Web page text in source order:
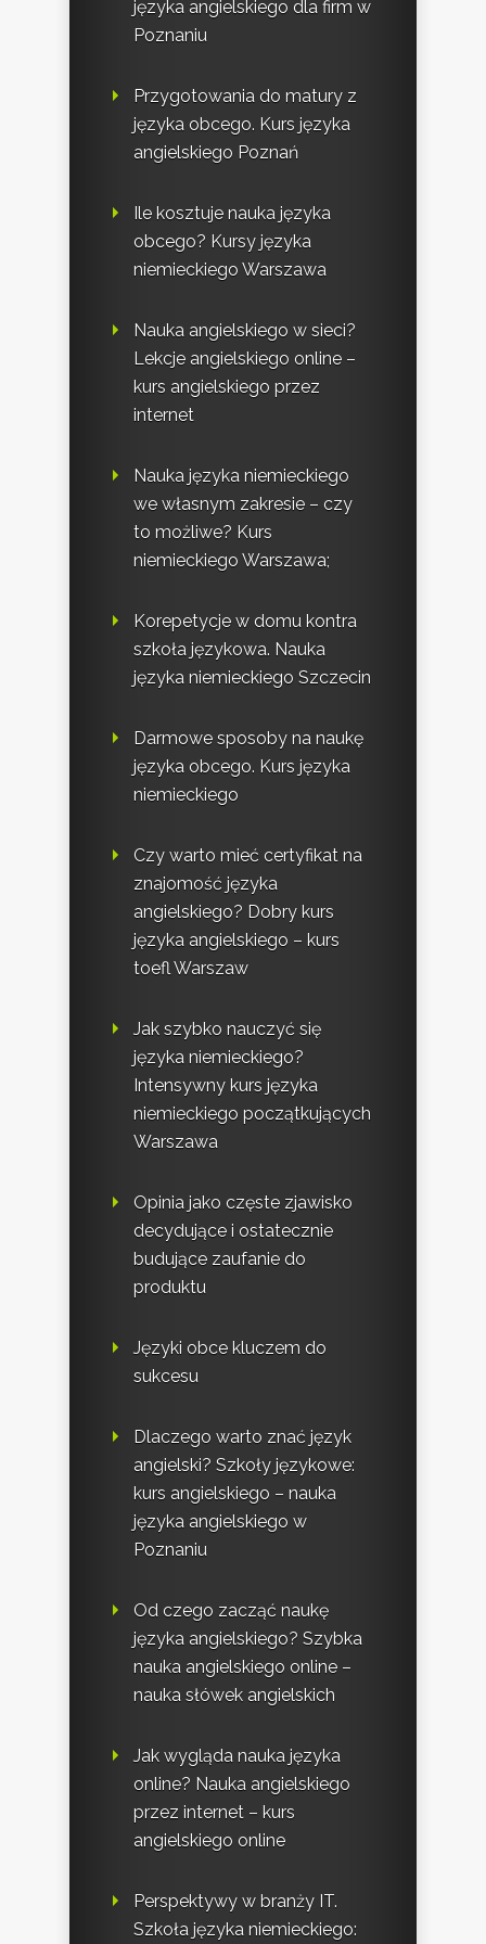
języka angielskiego dla firm w
Poznaniu
Przygotowania do matury z
języka obcego. Kurs języka
angielskiego Poznań
Ile kosztuje nauka języka
obcego? Kursy języka
niemieckiego Warszawa
Nauka angielskiego w sieci?
Lekcje angielskiego online –
kurs angielskiego przez
internet
Nauka języka niemieckiego
we własnym zakresie – czy
to możliwe? Kurs
niemieckiego Warszawa;
Korepetycje w domu kontra
szkoła językowa. Nauka
języka niemieckiego Szczecin
Darmowe sposoby na naukę
języka obcego. Kurs języka
niemieckiego
Czy warto mieć certyfikat na
znajomość języka
angielskiego? Dobry kurs
języka angielskiego – kurs
toefl Warszaw
Jak szybko nauczyć się
języka niemieckiego?
Intensywny kurs języka
niemieckiego początkujących
Warszawa
Opinia jako częste zjawisko
decydujące i ostatecznie
budujące zaufanie do
produktu
Języki obce kluczem do
sukcesu
Dlaczego warto znać język
angielski? Szkoły językowe:
kurs angielskiego – nauka
języka angielskiego w
Poznaniu
Od czego zacząć naukę
języka angielskiego? Szybka
nauka angielskiego online –
nauka słówek angielskich
Jak wygląda nauka języka
online? Nauka angielskiego
przez internet – kurs
angielskiego online
Perspektywy w branży IT.
Szkoła języka niemieckiego: